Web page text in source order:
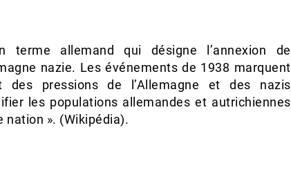
terme allemand qui désigne l’annexion de
nazie. Les événements de 1938 marquent
des pressions de l’Allemagne et des nazis
les populations allemandes et autrichiennes
nation ». (Wikipédia).